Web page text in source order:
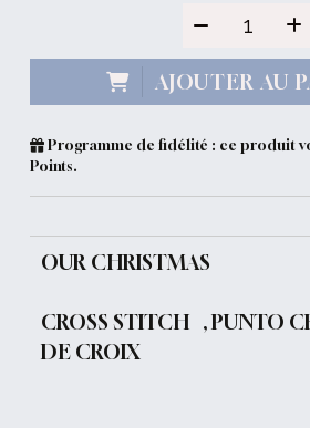
AJOUTER AU
Programme de fidélité : ce produit
Points.
OUR CHRISTMAS
CROSS STITCH , PUNTO
DE CROIX